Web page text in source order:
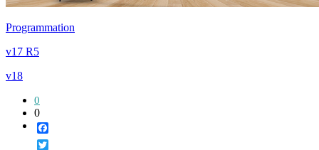
Programmation
v17 R5
v18
0
0